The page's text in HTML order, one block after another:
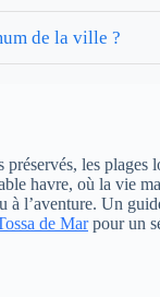
de la ville ?
les plages
havre, où la vie
l’aventure. Un
de Marpour un